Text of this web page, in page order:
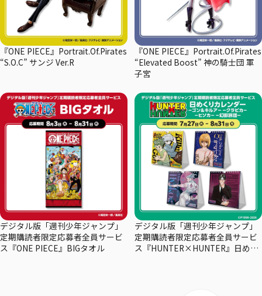
『ONE PIECE』Portrait.Of.Pirates
“S.O.C” サンジ Ver.R
『ONE PIECE』Portrait.Of.Pirates
“Elevated Boost” 神の騎士団 軍
子宮
デジタル版「週刊少年ジャンプ」
定期購読者限定応募者全員サービ
ス『ONE PIECE』BIGタオル
デジタル版「週刊少年ジャンプ」
定期購読者限定応募者全員サービ
ス『HUNTER×HUNTER』日めく